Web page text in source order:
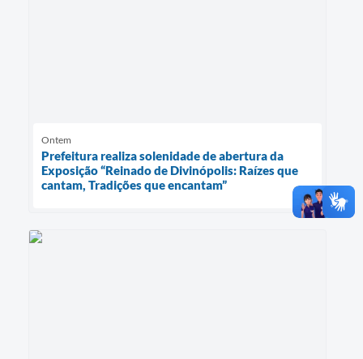
Ontem
Prefeitura realiza solenidade de abertura da
Exposição “Reinado de Divinópolis: Raízes que
cantam, Tradições que encantam”